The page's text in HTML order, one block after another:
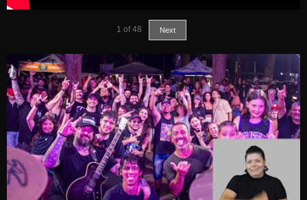
1 of 48 Next